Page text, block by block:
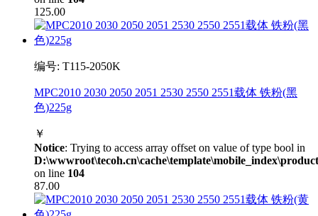
125.00
编号: T115-2050K
MPC2010 2030 2050 2051 2530 2550 2551载体 铁粉(黑
色)225g
￥
Notice: Trying to access array offset on value of type bool in
on line 104
87.00